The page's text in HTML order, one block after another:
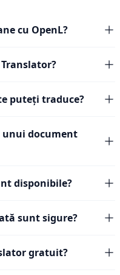
cu OpenL?
Translator?
puteți traduce?
unui document
disponibile?
sunt sigure?
gratuit?